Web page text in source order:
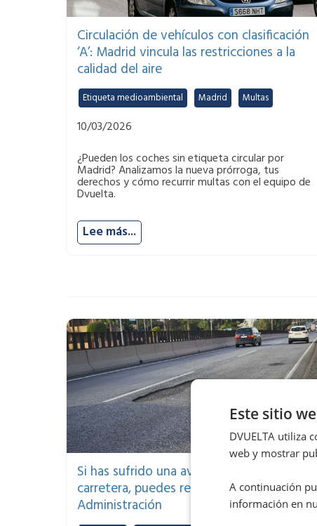
Circulación de vehículos con clasificación
‘A’: Madrid vincula las restricciones a la
calidad del aire
Etiqueta medioambiental Madrid Multas
10/03/2026
¿Pueden los coches sin etiqueta circular por
Madrid? Analizamos la nueva prórroga, tus
derechos y cómo recurrir multas con el equipo de
Dvuelta.
Lee más...
Si has sufrido una avería por el estado de la
carretera, puedes reclamar daños a la
Administración
Este sitio
DVUELTA utiliza
web y mostrar
A continuación
información en